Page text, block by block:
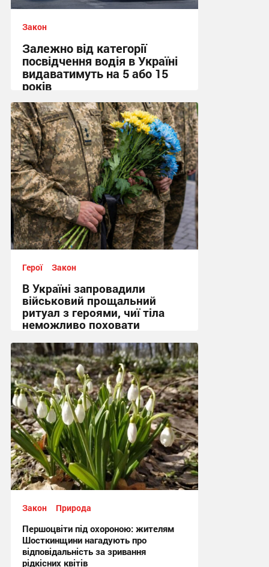
Закон
Залежно від категорії
посвідчення водія в Україні
видаватимуть на 5 або 15
років
13:48, 9.07.2026
Герої Закон
В Україні запровадили
військовий прощальний
ритуал з героями, чиї тіла
неможливо поховати
17:12, 14.05.2026
Закон Природа
Першоцвіти під охороною: жителям
Шосткинщини нагадують про
відповідальність за зривання
рідкісних квітів